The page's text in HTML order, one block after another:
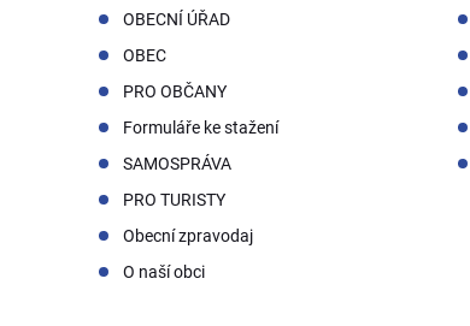
OBECNÍ ÚŘAD
OBEC
PRO OBČANY
Formuláře ke stažení
SAMOSPRÁVA
PRO TURISTY
Obecní zpravodaj
O naší obci